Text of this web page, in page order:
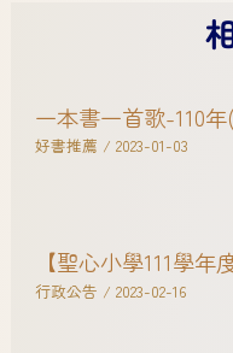
一本書一首歌-110
好書推薦 / 2023-01-03
【聖心小學111學年
行政公告 / 2023-02-16